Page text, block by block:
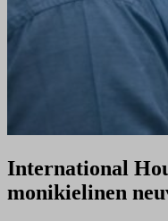
International
monikielinen